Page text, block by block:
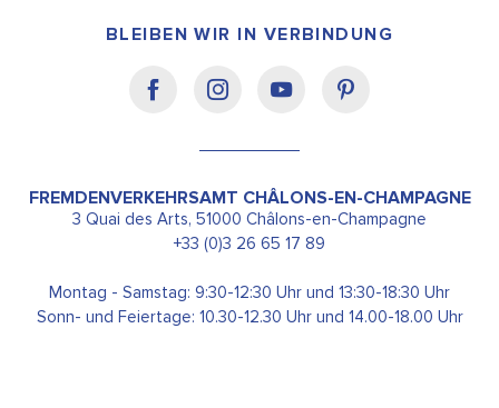
BLEIBEN WIR IN VERBINDUNG
FREMDENVERKEHRSAMT CHÂLONS-EN-CHAMPAGNE
3 Quai des Arts, 51000 Châlons-en-Champagne
+33 (0)3 26 65 17 89
Montag - Samstag: 9:30-12:30 Uhr und 13:30-18:30 Uhr
Sonn- und Feiertage: 10.30-12.30 Uhr und 14.00-18.00 Uhr